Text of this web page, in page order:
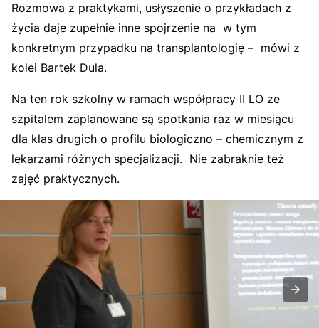
Rozmowa z praktykami, usłyszenie o przykładach z
życia daje zupełnie inne spojrzenie na w tym
konkretnym przypadku na transplantologię – mówi z
kolei Bartek Dula.
Na ten rok szkolny w ramach współpracy II LO ze
szpitalem zaplanowane są spotkania raz w miesiącu
dla klas drugich o profilu biologiczno – chemicznym z
lekarzami różnych specjalizacji. Nie zabraknie też
zajęć praktycznych.